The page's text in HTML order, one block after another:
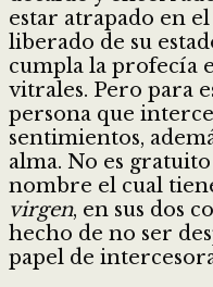
estar atrapado en
liberado de su
cumpla la profecía
vitrales. Pero para
persona que
sentimientos,
alma. No es
nombre el cual
virgen, en sus dos
hecho de no ser
papel de